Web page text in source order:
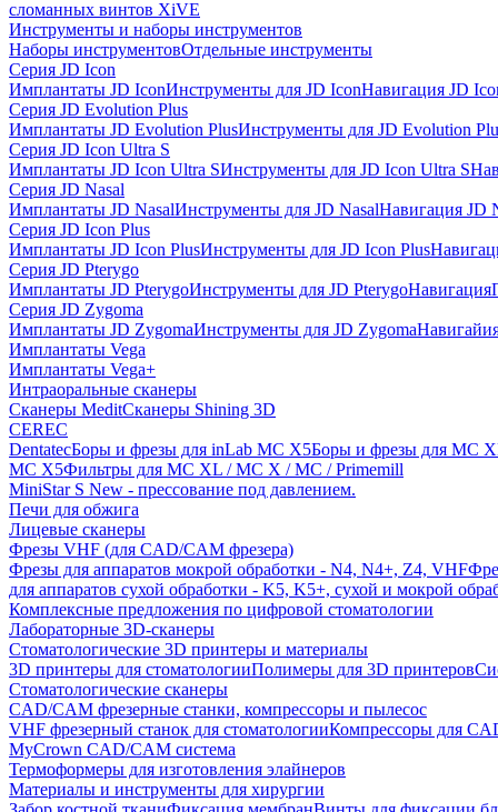
сломанных винтов XiVE
Инструменты и наборы инструментов
Наборы инструментовОтдельные инструменты
Серия JD Icon
Имплантаты JD IconИнструменты для JD IconНавигация JD
Серия JD Evolution Plus
Имплантаты JD Evolution PlusИнструменты для JD Evolution
Серия JD Icon Ultra S
Имплантаты JD Icon Ultra SИнструменты для JD Icon Ultra S
Серия JD Nasal
Имплантаты JD NasalИнструменты для JD NasalНавигация JD
Серия JD Icon Plus
Имплантаты JD Icon PlusИнструменты для JD Icon Plus
Серия JD Pterygo
Имплантаты JD PterygoИнструменты для JD PterygoНавигация
Серия JD Zygoma
Имплантаты JD ZygomaИнструменты для JD Zygoma
Имплантаты Vega
Имплантаты Vega+
Интраоральные сканеры
Сканеры MeditСканеры Shining 3D
CEREC
DentatecБоры и фрезы для inLab MC X5Боры и фрезы для MC
MC X5Фильтры для MC XL / MC X / MC / Primemill
MiniStar S New - прессование под давлением.
Печи для обжига
Лицевые сканеры
Фрезы VHF (для CAD/CAM фрезера)
Фрезы для аппаратов мокрой обработки - N4, N4+, Z4, VHF
для аппаратов сухой обработки - K5, K5+, сухой и мокрой
Комплексные предложения по цифровой стоматологии
Лабораторные 3D-сканеры
Стоматологические 3D принтеры и материалы
3D принтеры для стоматологииПолимеры для 3D принтеров
Стоматологические сканеры
CAD/CAM фрезерные станки, компрессоры и пылесос
VHF фрезерный станок для стоматологииКомпрессоры для
MyCrown CAD/CAM система
Термоформеры для изготовления элайнеров
Материалы и инструменты для хирургии